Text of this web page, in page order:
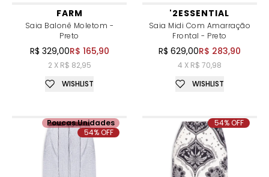
FARM
Saia Balonê Moletom -
Preto
R$ 329,00R$ 165,90
2 X R$ 82,95
WISHLIST
'2ESSENTIAL
Saia Midi Com Amarração
Frontal - Preto
R$ 629,00R$ 283,90
4 X R$ 70,98
WISHLIST
Poucas Unidades
54% OFF
54% OFF